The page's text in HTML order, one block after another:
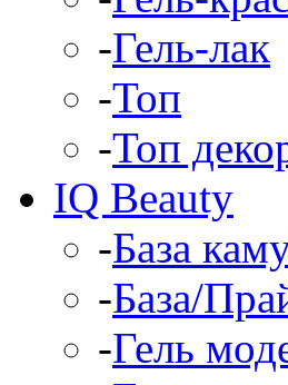
-Гель-лак
-Топ
-Топ
IQ Beauty
-База
-База/
-Гель